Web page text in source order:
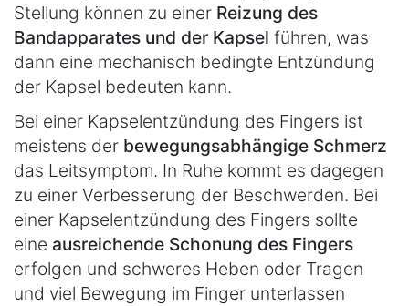
Stellung können zu einer Reizung des
Bandapparates und der Kapsel führen, was
dann eine mechanisch bedingte Entzündung
der Kapsel bedeuten kann.
Bei einer Kapselentzündung des Fingers ist
meistens der bewegungsabhängige Schmerz
das Leitsymptom. In Ruhe kommt es dagegen
zu einer Verbesserung der Beschwerden. Bei
einer Kapselentzündung des Fingers sollte
eine ausreichende Schonung des Fingers
erfolgen und schweres Heben oder Tragen
und viel Bewegung im Finger unterlassen